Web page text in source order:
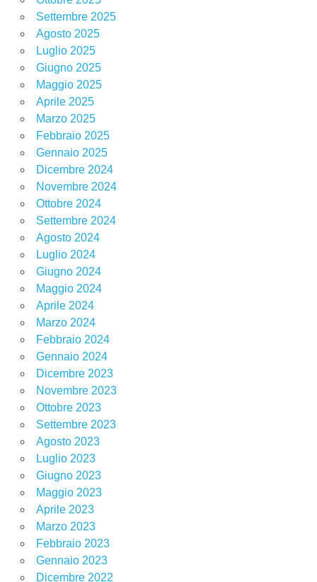
Settembre 2025
Agosto 2025
Luglio 2025
Giugno 2025
Maggio 2025
Aprile 2025
Marzo 2025
Febbraio 2025
Gennaio 2025
Dicembre 2024
Novembre 2024
Ottobre 2024
Settembre 2024
Agosto 2024
Luglio 2024
Giugno 2024
Maggio 2024
Aprile 2024
Marzo 2024
Febbraio 2024
Gennaio 2024
Dicembre 2023
Novembre 2023
Ottobre 2023
Settembre 2023
Agosto 2023
Luglio 2023
Giugno 2023
Maggio 2023
Aprile 2023
Marzo 2023
Febbraio 2023
Gennaio 2023
Dicembre 2022